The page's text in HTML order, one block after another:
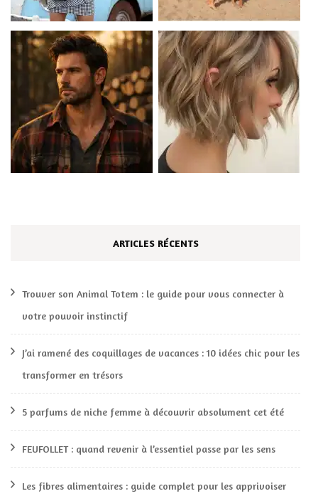
ARTICLES RÉCENTS
Trouver son Animal Totem : le guide pour vous connecter à
votre pouvoir instinctif
J’ai ramené des coquillages de vacances : 10 idées chic pour les
transformer en trésors
5 parfums de niche femme à découvrir absolument cet été
FEUFOLLET : quand revenir à l’essentiel passe par les sens
Les fibres alimentaires : guide complet pour les apprivoiser